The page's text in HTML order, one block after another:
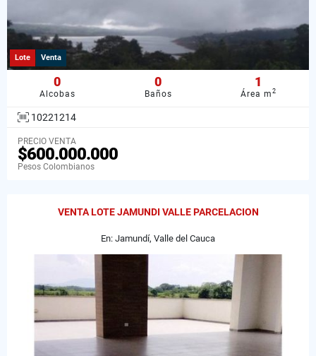
Lote Venta
0
Alcobas
0
Baños
1
Área m2
10221214
PRECIO VENTA
$600.000.000
Pesos Colombianos
VENTA LOTE JAMUNDI VALLE PARCELACION
En: Jamundí, Valle del Cauca